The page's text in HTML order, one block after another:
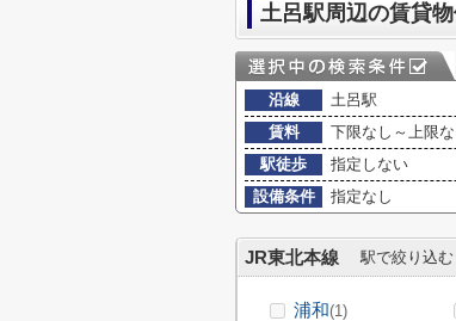
土呂駅周辺の賃貸
沿線
土呂駅
賃料
下限なし～上限な
駅徒歩
指定しない
設備条件
指定なし
JR東北本線 駅で絞り込む
浦和(1)